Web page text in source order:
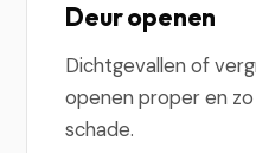
Deur openen
Dichtgevallen of
openen proper en
schade.